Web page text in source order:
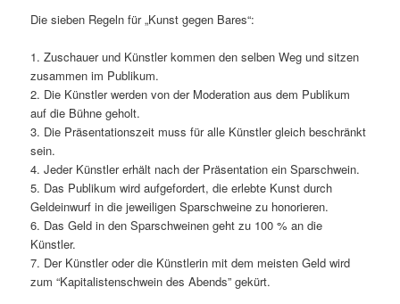
Die sieben Regeln für „Kunst gegen Bares“:
1. Zuschauer und Künstler kommen den selben Weg und sitzen
zusammen im Publikum.
2. Die Künstler werden von der Moderation aus dem Publikum
auf die Bühne geholt.
3. Die Präsentationszeit muss für alle Künstler gleich beschränkt
sein.
4. Jeder Künstler erhält nach der Präsentation ein Sparschwein.
5. Das Publikum wird aufgefordert, die erlebte Kunst durch
Geldeinwurf in die jeweiligen Sparschweine zu honorieren.
6. Das Geld in den Sparschweinen geht zu 100 % an die
Künstler.
7. Der Künstler oder die Künstlerin mit dem meisten Geld wird
zum “Kapitalistenschwein des Abends” gekürt.